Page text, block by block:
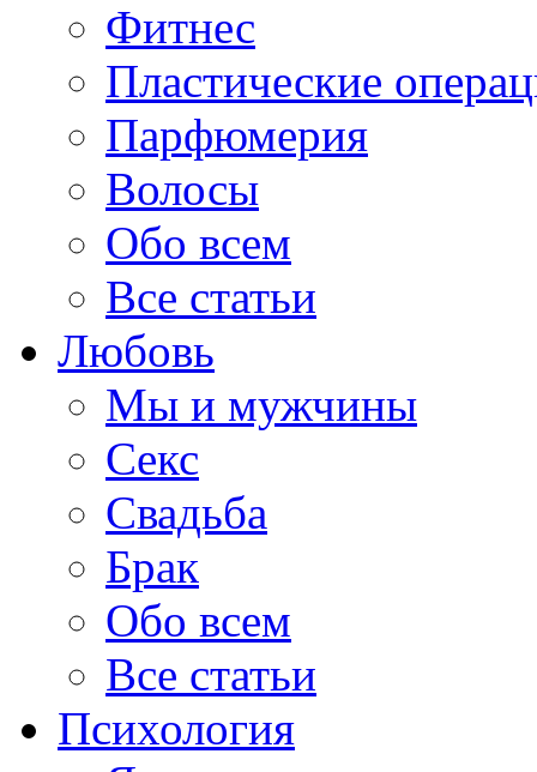
Фитнес
Пластические
Парфюмерия
Волосы
Обо всем
Все статьи
Любовь
Мы и мужчины
Секс
Свадьба
Брак
Обо всем
Все статьи
Психология